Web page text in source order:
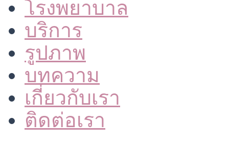
โรงพยาบาล
บริการ
รูปภาพ
บทความ
เกี่ยวกับเรา
ติดต่อเรา